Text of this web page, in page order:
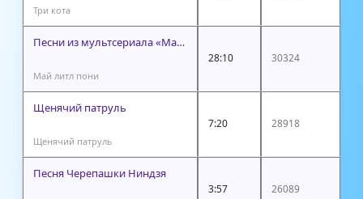
Три кота
Песни из мультсериала «Май литл пони»
Май литл пони
28:10 30324
Щенячий патруль
Щенячий патруль
7:20 28918
Песня Черепашки Ниндзя
3:57 26089